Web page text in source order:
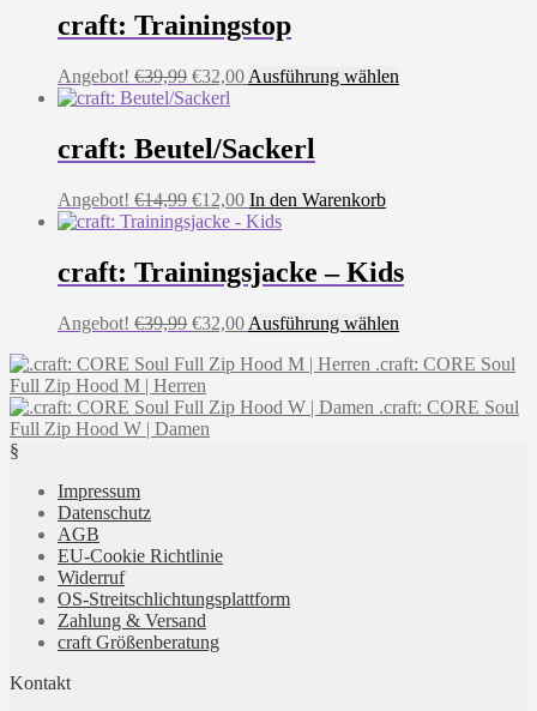
craft: Trainingstop
Angebot! €39,99 Ursprünglicher
Preis
€39,99
€32,00Aktueller
€32,00.
Ausführung wählen
auf
der
gewählt
werden
craft: Beutel/Sackerl
Angebot! €14,99 Ursprünglicher
Preis
€14,99
€12,00Aktueller
Preis
€12,00.
In den Warenkorb
craft: Trainingsjacke – Kids
Angebot! €39,99 Ursprünglicher
war:
€39,99
€32,00Aktueller
ist:
Ausführung wählen
weist
Varianten
.craft: CORE Soul
Full Zip Hood M | Herren
.craft: CORE Soul
Full Zip Hood W | Damen
§
Impressum
Datenschutz
AGB
EU-Cookie Richtlinie
Widerruf
OS-Streitschlichtungsplattform
Zahlung & Versand
craft Größenberatung
Kontakt